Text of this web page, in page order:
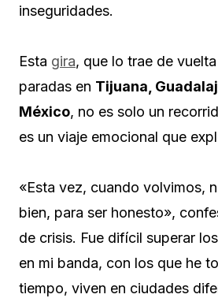
inseguridades.
Esta gira, que lo trae de
paradas en Tijuana,
México, no es solo un
es un viaje emocional que
«Esta vez, cuando volvimos,
bien, para ser honesto»,
de crisis. Fue difícil superar
en mi banda, con los que he
tiempo, viven en ciudades